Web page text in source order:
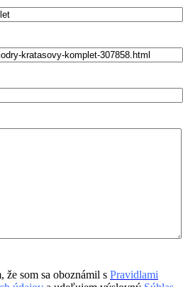
že som sa oboznámil s Pravidlami